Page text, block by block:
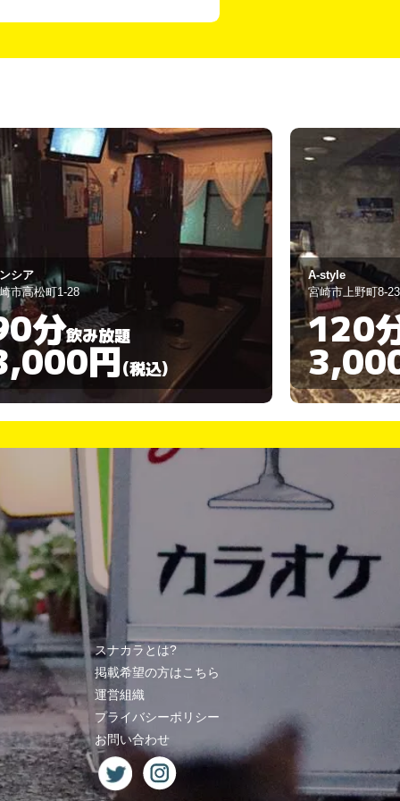
シア
市高松町1-28
分飲み放題
円(税込)
A-style
宮崎市上野町8-23
120
スナカラとは?
掲載希望の方はこちら
運営組織
プライバシーポリシー
お問い合わせ